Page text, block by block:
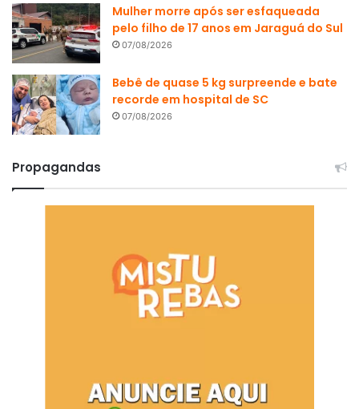
Mulher morre após ser esfaqueada
pelo filho de 17 anos em Jaraguá do Sul
07/08/2026
Bebê de quase 5 kg surpreende e bate
recorde em hospital de SC
07/08/2026
Propagandas